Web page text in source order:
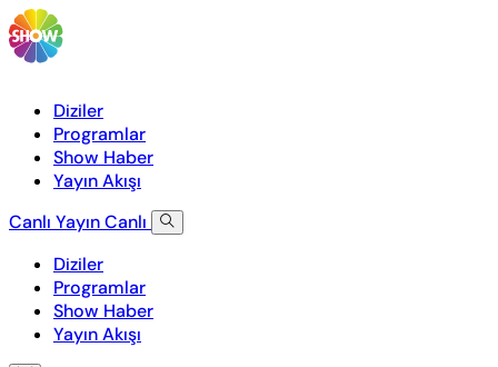
Diziler
Programlar
Show Haber
Yayın Akışı
Canlı YayınCanlı
Diziler
Programlar
Show Haber
Yayın Akışı